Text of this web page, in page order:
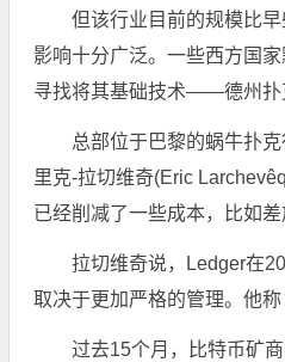
但该行业目前的规模比
影响十分广泛。一些西方国
寻找将其基础技术——德州扑
总部位于巴黎的蜗牛扑
里克-拉切维奇(Eric
已经削减了一些成本，比如
拉切维奇说，Ledger在
取决于更加严格的管理。他
过去15个月，比特币矿